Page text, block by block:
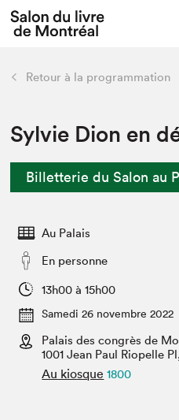
Espace exposant⋅e⋅s
Espace enseignant·e·s
Espace médias
L'événement
Préparer sa visite
Actualités
SLM PRO
retour
Préparer sa visite
Salon dans la ville et en
Projets partenaires
Liens pratiques
Retour à la programmation
Sylvie Dion en
Billetterie du Salon au
Au Palais
En personne
13h00 à 15h00
Samedi 26 novembre 2022
Palais des congrès de
1001 Jean Paul Riopelle
Au kiosque 1800